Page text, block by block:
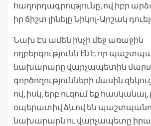
հաղորդագրությունը, ով իբր
իր ճիշտ լինելը Նիկոլ-Արշակ
Նախ Էս ամեն ինչի մեջ առաջին
ողբերգությունն էն է, որ
նախարարը վարչապետին
գործողությունների մասին
ով, իսկ, երբ ուզում եք հասկանալ,
օպերատիվ ձևով են
նախարարն ու վարչապետը